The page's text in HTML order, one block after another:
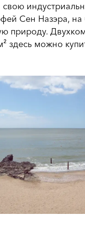
Сен Назэра,
природу.
здесь можно